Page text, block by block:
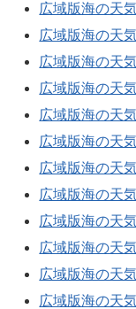
広域版海の天
広域版海の天
広域版海の天
広域版海の天
広域版海の天
広域版海の天
広域版海の天
広域版海の天
広域版海の天
広域版海の天
広域版海の天
広域版海の天